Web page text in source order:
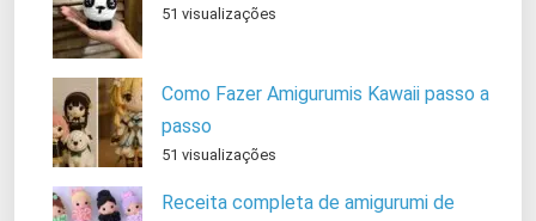
51 visualizações
Como Fazer Amigurumis Kawaii passo a
passo
51 visualizações
Receita completa de amigurumi de